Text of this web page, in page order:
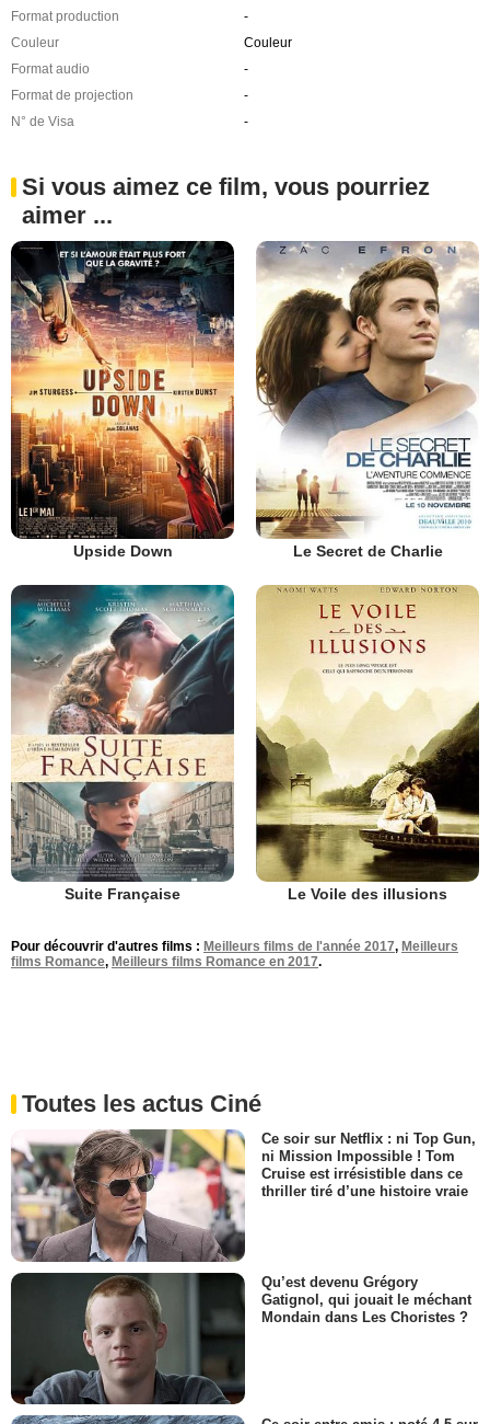
Format production
-
Couleur
Couleur
Format audio
-
Format de projection
-
N° de Visa
-
Si vous aimez ce film, vous pourriez
aimer ...
Upside Down Le Secret de Charlie
Suite Française Le Voile des illusions
Pour découvrir d'autres films : Meilleurs films de l'année 2017, Meilleurs
films Romance, Meilleurs films Romance en 2017.
Toutes les actus Ciné
Ce soir sur Netflix : ni Top Gun,
ni Mission Impossible ! Tom
Cruise est irrésistible dans ce
thriller tiré d’une histoire vraie
Qu’est devenu Grégory
Gatignol, qui jouait le méchant
Mondain dans Les Choristes ?